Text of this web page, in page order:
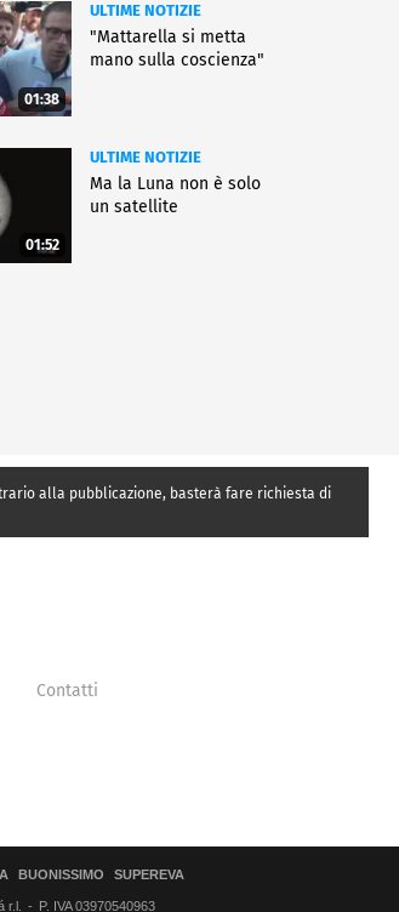
01:38
ULTIME NOTIZIE
"Mattarella si metta
mano sulla coscienza"
01:52
ULTIME NOTIZIE
Ma la Luna non è solo
un satellite
alla pubblicazione, basterà fare richiesta di
Contatti
BUONISSIMO SUPEREVA
P. IVA 03970540963